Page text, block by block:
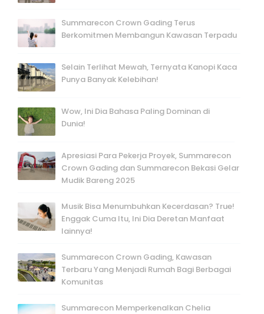
Summarecon Crown Gading Terus
Berkomitmen Membangun Kawasan Terpadu
Selain Terlihat Mewah, Ternyata Kanopi Kaca
Punya Banyak Kelebihan!
Wow, Ini Dia Bahasa Paling Dominan di
Dunia!
Apresiasi Para Pekerja Proyek, Summarecon
Crown Gading dan Summarecon Bekasi Gelar
Mudik Bareng 2025
Musik Bisa Menumbuhkan Kecerdasan? True!
Enggak Cuma Itu, Ini Dia Deretan Manfaat
lainnya!
Summarecon Crown Gading, Kawasan
Terbaru Yang Menjadi Rumah Bagi Berbagai
Komunitas
Summarecon Memperkenalkan Chelia